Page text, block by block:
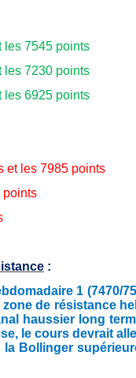
les 7545 points
les 7230 points
les 6925 points
et les 7985 points
points
:
1 (7470/
de résistance
haussier long
le cours devrait
Bollinger